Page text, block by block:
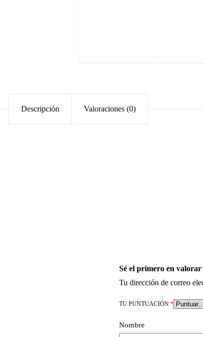
Descripción Valoraciones (0)
Sé el primero en valorar
Tu dirección de correo
TU PUNTUACIÓN *
Nombre